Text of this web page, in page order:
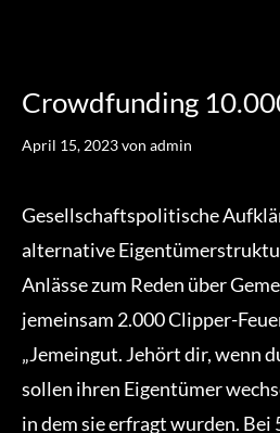
Crowdfunding
April 15, 2023von admin
Gesellschaftspolitische
alternative
Anlässe zum Reden über
jemeinsam 2.000 Clipper-
„Jemeingut. Jehört dir, wenn
sollen ihren Eigentümer
in dem sie erfragt wurden. Bei